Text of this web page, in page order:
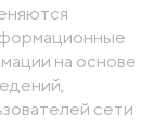
на основе
сети